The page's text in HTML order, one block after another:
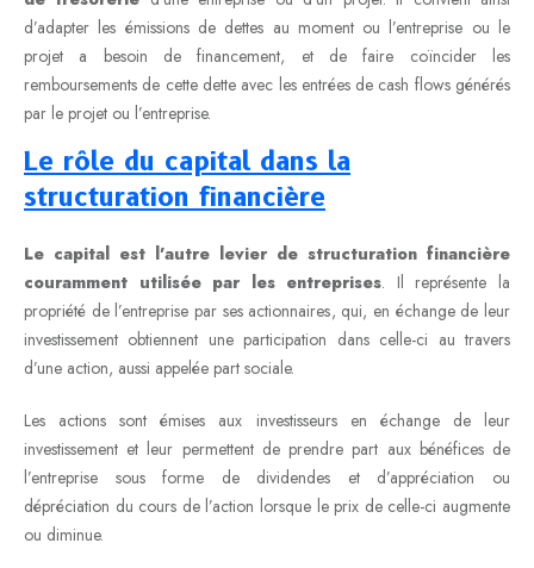
d’adapter les émissions de dettes au moment ou l’entreprise ou le
projet a besoin de financement, et de faire coïncider les
remboursements de cette dette avec les entrées de cash flows générés
par le projet ou l’entreprise.
Le rôle du capital dans la
structuration financière
Le capital est l’autre levier de structuration financière
couramment utilisée par les entreprises. Il représente la
propriété de l’entreprise par ses actionnaires, qui, en échange de leur
investissement obtiennent une participation dans celle-ci au travers
d’une action, aussi appelée part sociale.
Les actions sont émises aux investisseurs en échange de leur
investissement et leur permettent de prendre part aux bénéfices de
l’entreprise sous forme de dividendes et d’appréciation ou
dépréciation du cours de l’action lorsque le prix de celle-ci augmente
ou diminue.